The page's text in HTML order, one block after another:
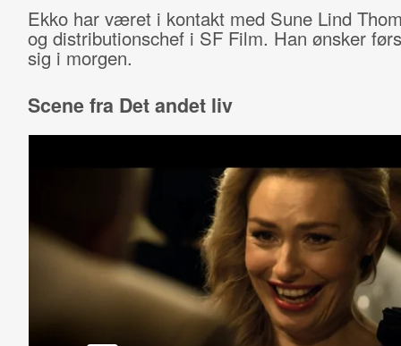
Ekko har været i kontakt med Sune Lind
og distributionschef i SF Film. Han ønsker
sig i morgen.
Scene fra Det andet liv